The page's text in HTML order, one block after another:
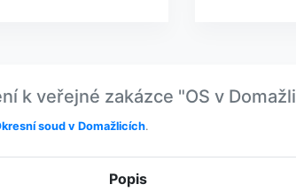
k veřejné zakázce "OS v
soud v Domažlicích.
Popis